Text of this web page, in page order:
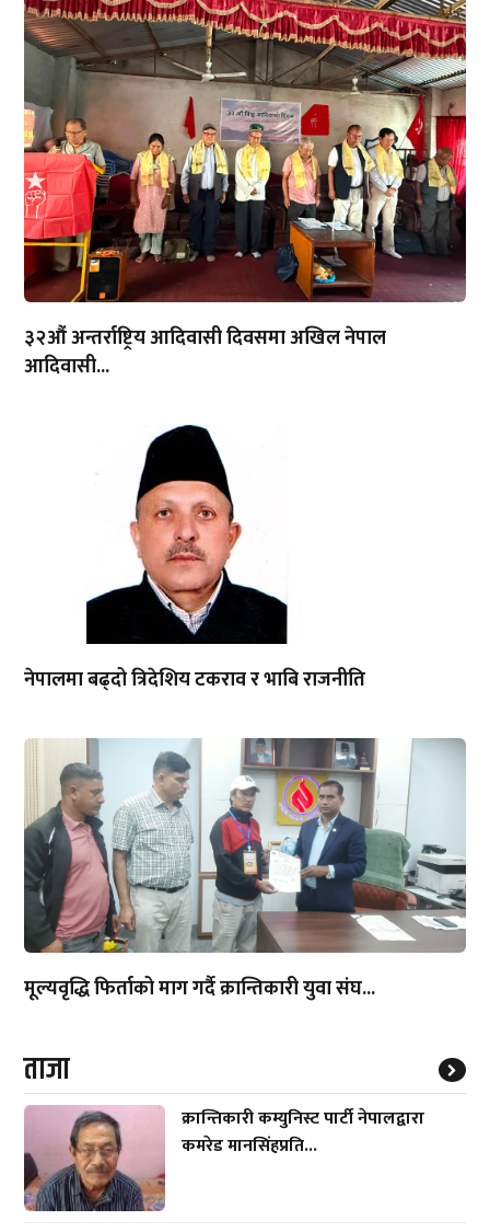
३२औं अन्तर्राष्ट्रिय आदिवासी दिवसमा अखिल नेपाल
आदिवासी...
नेपालमा बढ्दो त्रिदेशिय टकराव र भाबि राजनीति
मूल्यवृद्धि फिर्ताको माग गर्दै क्रान्तिकारी युवा संघ...
ताजा
क्रान्तिकारी कम्युनिस्ट पार्टी नेपालद्वारा
कमरेड मानसिंहप्रति...